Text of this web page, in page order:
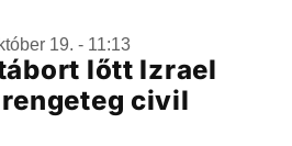
19. - 11:13
lőtt Izrael
rengeteg civil